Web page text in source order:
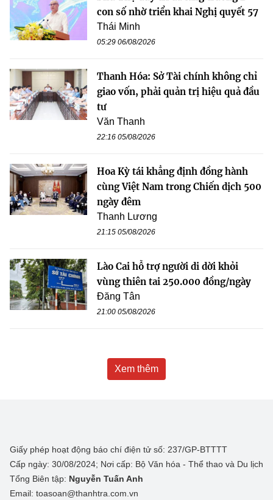
con số nhờ triển khai Nghị quyết 57
Thái Minh
05:29 06/08/2026
Thanh Hóa: Sở Tài chính không chỉ
giao vốn, phải quản trị hiệu quả đầu
tư
Văn Thanh
22:16 05/08/2026
Hoa Kỳ tái khẳng định đồng hành
cùng Việt Nam trong Chiến dịch 500
ngày đêm
Thanh Lương
21:15 05/08/2026
Lào Cai hỗ trợ người di dời khỏi
vùng thiên tai 250.000 đồng/ngày
Đăng Tân
21:00 05/08/2026
Xem thêm
Giấy phép hoạt động báo chí điện tử số: 237/GP-BTTTT
Cấp ngày: 30/08/2024; Nơi cấp: Bộ Văn hóa - Thể thao và Du lịch
Tổng Biên tập: Nguyễn Tuấn Anh
Email: toasoan@thanhtra.com.vn